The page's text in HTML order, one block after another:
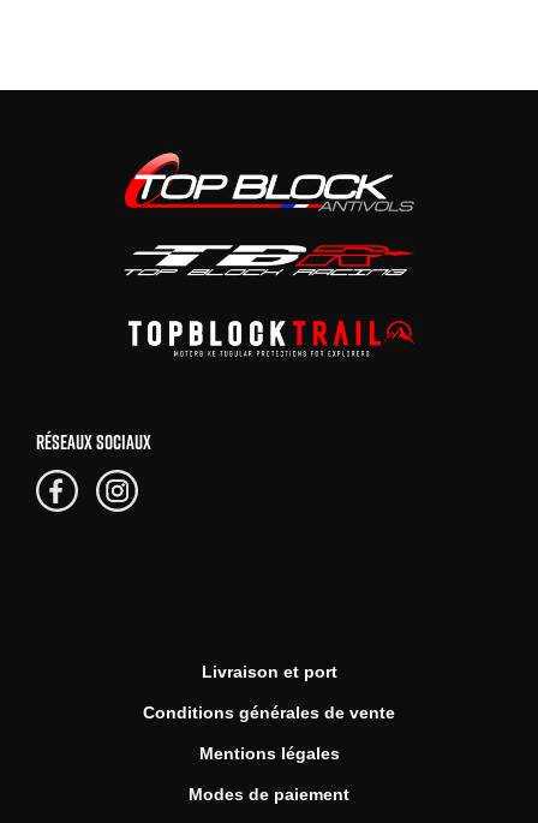
RÉSEAUX SOCIAUX
Livraison et port
Conditions générales de vente
Mentions légales
Modes de paiement